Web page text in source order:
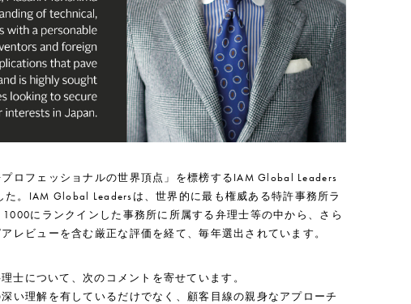
ロフェッショナルの世界頂点」を標榜するIAM Global Leaders
。IAM Global Leadersは、世界的に最も権威ある特許事務所ラ
にランクインした事務所に所属する弁理士等の中から、さら
レビューを含む厳正な評価を経て、毎年選出されています。
士について、次のコメントを寄せています。
い理解を有しているだけでなく、顧客目線の親身なアプローチ